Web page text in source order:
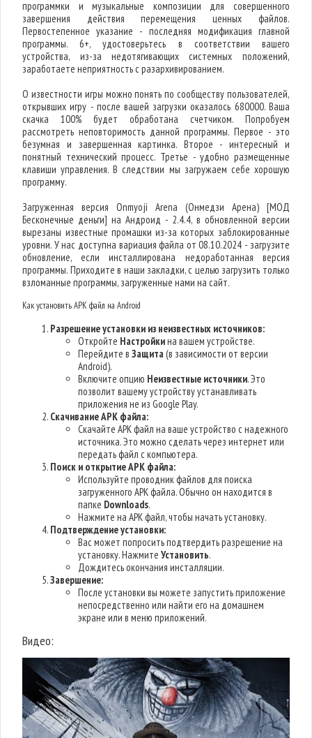
программки и музыкальные композиции для совершенного
завершения действия перемещения ценных файлов.
Первостепенное указание - последняя модификация главной
программы. 6+, удостоверьтесь в соответствии вашего
устройства, из-за недотягивающих системных положений,
заработаете неприятность с разархивированием.
О известности игры можно понять по сообществу пользователей,
открывших игру - после вашей загрузки оказалось 680000. Ваша
скачка 100% будет обработана счетчиком. Попробуем
рассмотреть неповторимость данной программы. Первое - это
безумная и завершенная картинка. Второе - интересный и
понятный технический процесс. Третье - удобно размещенные
клавиши управления. В следствии мы загружаем себе хорошую
программу.
Загруженная версия Onmyoji Arena (Онмедзи Арена) [МОД
Бесконечные деньги] на Андроид - 2.4.4, в обновленной версии
вырезаны известные промашки из-за которых заблокированные
уровни. У нас доступна вариация файла от 08.10.2024 - загрузите
обновление, если инсталлирована недоработанная версия
программы. Приходите в наши закладки, с целью загрузить только
взломанные программы, загруженные нами на сайт.
Как установить APK файл на Android
Разрешение установки из неизвестных источников:
Откройте Настройкина вашем устройстве.
Перейдите вЗащита(в зависимости от версии
Android).
Включите опцию Неизвестные источники. Это
позволит вашему устройству устанавливать
приложения не из Google Play.
Скачивание APK файла:
Скачайте APK файл на ваше устройство с надежного
источника. Это можно сделать через интернет или
передать файл с компьютера.
Поиск и открытие APK файла:
Используйте проводник файлов для поиска
загруженного APK файла. Обычно он находится в
папке Downloads.
Нажмите на APK файл, чтобы начать установку.
Подтверждение установки:
Вас может попросить подтвердить разрешение на
установку. НажмитеУстановить.
Дождитесь окончания инсталляции.
Завершение:
После установки вы можете запустить приложение
непосредственно или найти его на домашнем
экране или в меню приложений.
Видео: